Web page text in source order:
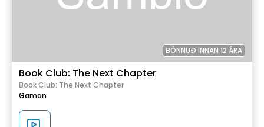
BÖNNUÐ INNAN 12 ÁRA
Book Club: The Next Chapter
Book Club: The Next Chapter
Gaman